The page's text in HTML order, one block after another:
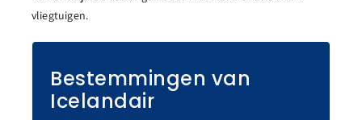
vliegtuigen.
Bestemmingen van
Icelandair